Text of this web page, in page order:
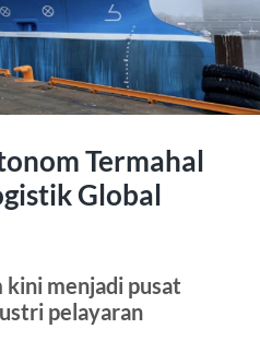
Termahal
Global
kini menjadi pusat
pelayaran